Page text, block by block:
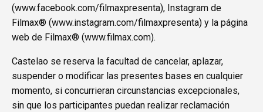
(www.facebook.com/filmaxpresenta), Instagram de
Filmax® (www.instagram.com/filmaxpresenta) y la página
web de Filmax® (www.filmax.com).
Castelao se reserva la facultad de cancelar, aplazar,
suspender o modificar las presentes bases en cualquier
momento, si concurrieran circunstancias excepcionales,
sin que los participantes puedan realizar reclamación